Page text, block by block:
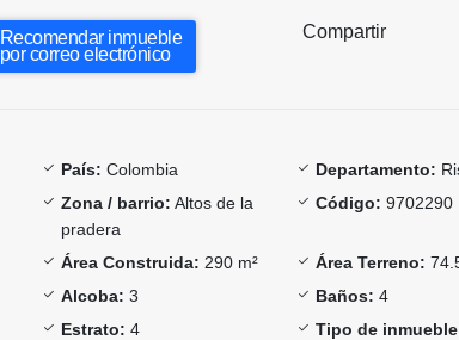
Recomendar inmueble
por correo electrónico
Compartir
País: Colombia Departamento:
Zona / barrio: Altos de la
pradera
Código: 9702290
Área Construida: 290 m² Área Terreno:
Alcoba: 3 Baños: 4
Estrato: 4 Tipo de